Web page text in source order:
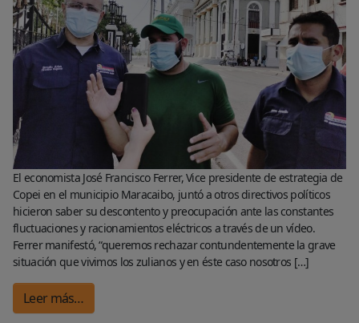
El economista José Francisco Ferrer, Vice presidente de estrategia de
Copei en el municipio Maracaibo, juntó a otros directivos políticos
hicieron saber su descontento y preocupación ante las constantes
fluctuaciones y racionamientos eléctricos a través de un vídeo.
Ferrer manifestó, “queremos rechazar contundentemente la grave
situación que vivimos los zulianos y en éste caso nosotros […]
Leer más…